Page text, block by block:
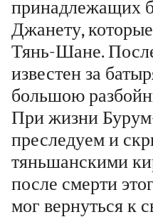
принадлежащих
Джанету,
Тянь-Шане.
известен за
большою
При жизни
преследуем и
тяньшанскими
после смерти
мог вернуться к